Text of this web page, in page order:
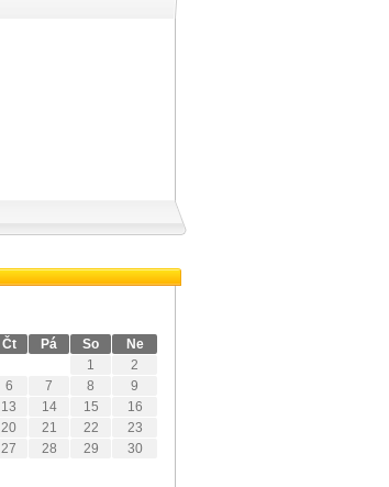
Čt Pá So
Ne
1
2
6 7 8
9
13 14 15
16
20 21 22
23
27 28 29
30